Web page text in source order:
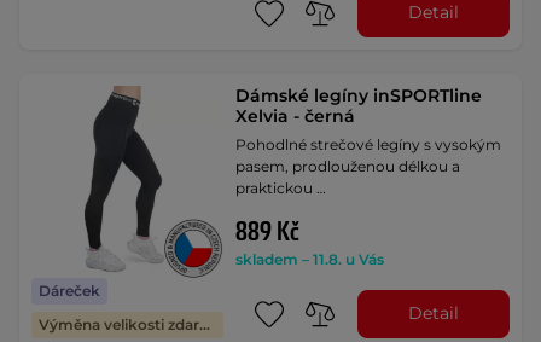
Detail
Dáreček
Výměna velikosti zdarma
Dámské legíny inSPORTline
Xelvia - černá
Pohodlné strečové legíny s vysokým
pasem, prodlouženou délkou a
praktickou …
889 Kč
skladem – 11.8. u Vás
Detail